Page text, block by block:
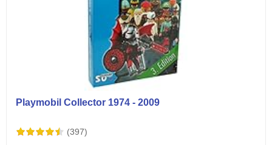
Playmobil Collector 1974 - 2009
(397)